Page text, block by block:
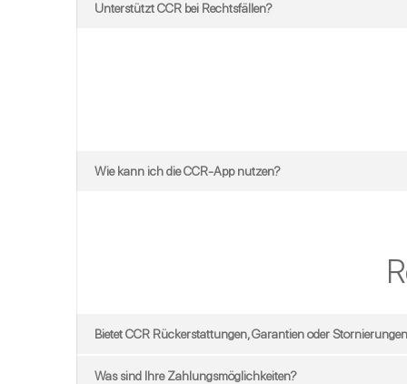
Unterstützt CCR bei Rechtsfällen?
Wie kann ich die CCR-App nutzen?
Bietet CCR Rückerstattungen, Garantien oder
Was sind Ihre Zahlungsmöglichkeiten?